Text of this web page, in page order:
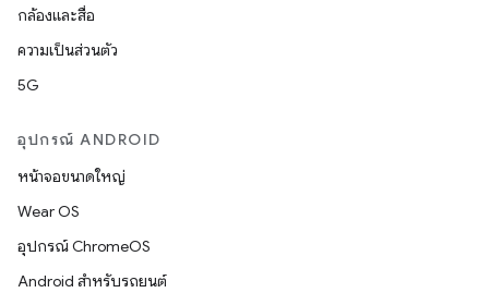
กล้องและสื่อ
ความเป็นส่วนตัว
5G
อุปกรณ์ ANDROID
หน้าจอขนาดใหญ่
Wear OS
อุปกรณ์ ChromeOS
Android สำหรับรถยนต์